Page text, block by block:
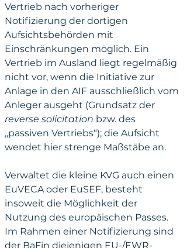
Vertrieb nach vorheriger
Notifizierung der dortigen
Aufsichtsbehörden mit
Einschränkungen möglich. Ein
Vertrieb im Ausland liegt regelmäßig
nicht vor, wenn die Initiative zur
Anlage in den AIF ausschließlich vom
Anleger ausgeht (Grundsatz der
reverse solicitation bzw. des
„passiven Vertriebs“); die Aufsicht
wendet hier strenge Maßstäbe an.
Verwaltet die kleine KVG auch einen
EuVECA oder EuSEF, besteht
insoweit die Möglichkeit der
Nutzung des europäischen Passes.
Im Rahmen einer Notifizierung sind
der BaFin diejenigen EU-/EWR-